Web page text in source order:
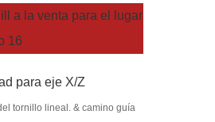
para eje X/Z
tornillo lineal. & camino guía